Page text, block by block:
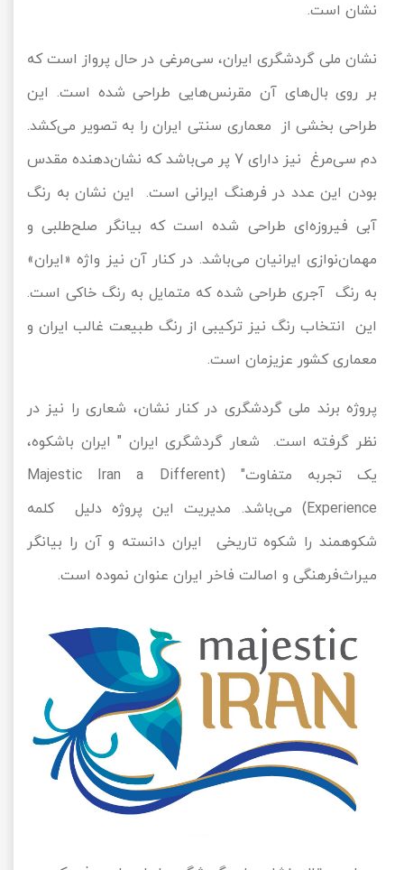
نشان است.
نشان ملی گردشگری ایران، سی‌مرغی در حال پرواز است که
بر روی بال‌های آن مقرنس‌هایی طراحی شده است. این
طراحی بخشی از معماری سنتی ایران را به تصویر می‌کشد.
دم سی‌مرغ نیز دارای 7 پر می‌باشد که نشان‌دهنده مقدس
بودن این عدد در فرهنگ ایرانی است. این نشان به رنگ
آبی فیروزه‌ای طراحی شده است که بیانگر صلح‌طلبی و
مهمان‌نوازی ایرانیان می‌باشد. در کنار آن نیز واژه «ایران»
به رنگ آجری طراحی شده که متمایل به رنگ خاکی است.
این انتخاب رنگ نیز ترکیبی از رنگ طبیعت غالب ایران و
معماری کشور عزیزمان است.
پروژه برند ملی گردشگری در کنار نشان، شعاری را نیز در
نظر گرفته است. شعار گردشگری ایران " ایران باشکوه،
یک تجربه متفاوت" (Majestic Iran a Different
Experience) می‌باشد. مدیریت این پروژه دلیل کلمه
شکوهمند را شکوه تاریخی ایران دانسته و آن را بیانگر
میراث‌فرهنگی و اصالت فاخر ایران عنوان نموده است.